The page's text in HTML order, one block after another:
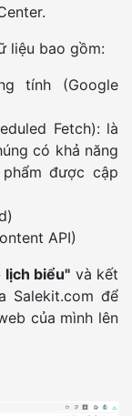
liệu bao gồm:
tính (Google
Fetch): là
có khả năng
được cập
API)
lịch biểu" và kết
Salekit.com để
của mình lên